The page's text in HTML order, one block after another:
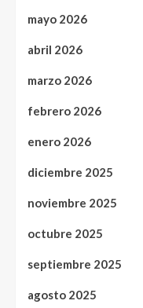
mayo 2026
abril 2026
marzo 2026
febrero 2026
enero 2026
diciembre 2025
noviembre 2025
octubre 2025
septiembre 2025
agosto 2025